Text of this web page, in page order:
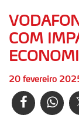
COM
20 fevereiro